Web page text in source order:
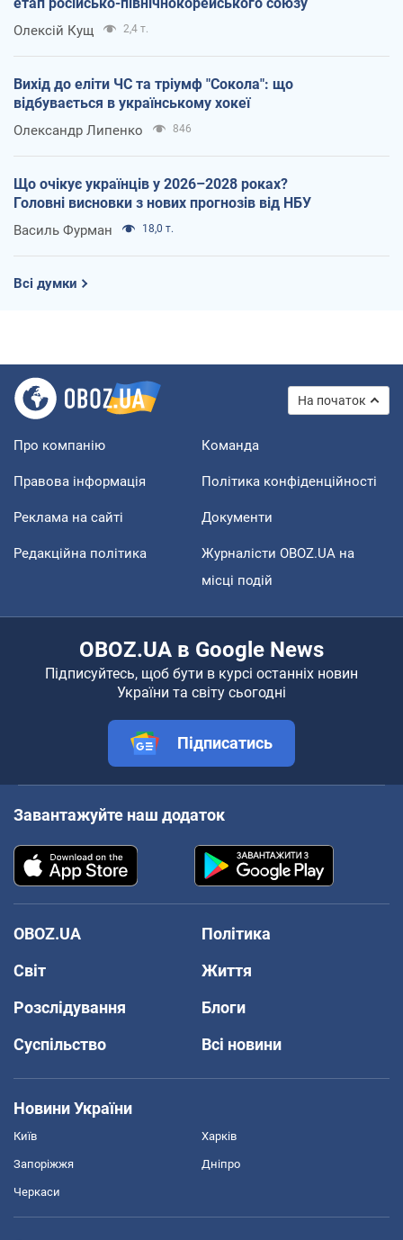
Олексій Кущ 2,4 т.
Вихід до еліти ЧС та тріумф "Сокола": що
відбувається в українському хокеї
Олександр Липенко 846
Що очікує українців у 2026–2028 роках?
Головні висновки з нових прогнозів від НБУ
Василь Фурман 18,0 т.
Всі думки
На початок
Про компанію Команда
Правова інформація Політика конфіденційності
Реклама на сайті Документи
Редакційна політика
Журналісти OBOZ.UA на
місці подій
OBOZ.UA в Google News
Підписуйтесь, щоб бути в курсі останніх новин
України та світу сьогодні
Підписатись
Завантажуйте наш додаток
OBOZ.UA
Політика
Світ
Життя
Розслідування
Блоги
Суспільство
Всі новини
Новини України
Київ Харків
Запоріжжя Дніпро
Черкаси